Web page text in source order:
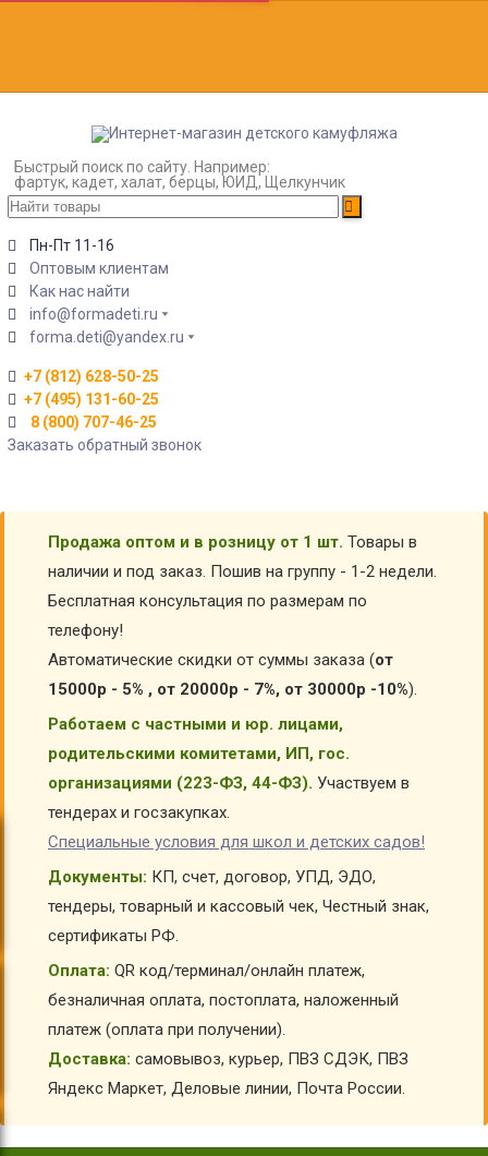
Быстрый поиск по сайту. Например:
фартук, кадет, халат, берцы, ЮИД, Щелкунчик
Пн-Пт 11-16
Оптовым клиентам
Как нас найти
info@formadeti.ru
forma.deti@yandex.ru
+7 (812) 628-50-25
+7 (495) 131-60-25
8 (800) 707-46-25
Заказать обратный звонок
Продажа оптом и в розницу от 1 шт. Товары в
наличии и под заказ. Пошив на группу - 1-2 недели.
Бесплатная консультация по размерам по
телефону!
Автоматические скидки от суммы заказа (от
15000р - 5% , от 20000р - 7%, от 30000р -10%).
Работаем с частными и юр. лицами,
родительскими комитетами, ИП, гос.
организациями (223-ФЗ, 44-ФЗ). Участвуем в
тендерах и госзакупках.
Специальные условия для школ и детских садов!
Документы: КП, счет, договор, УПД, ЭДО,
тендеры, товарный и кассовый чек, Честный знак,
сертификаты РФ.
Оплата: QR код/терминал/онлайн платеж,
безналичная оплата, постоплата, наложенный
платеж (оплата при получении).
Доставка: самовывоз, курьер, ПВЗ СДЭК, ПВЗ
Яндекс Маркет, Деловые линии, Почта России.